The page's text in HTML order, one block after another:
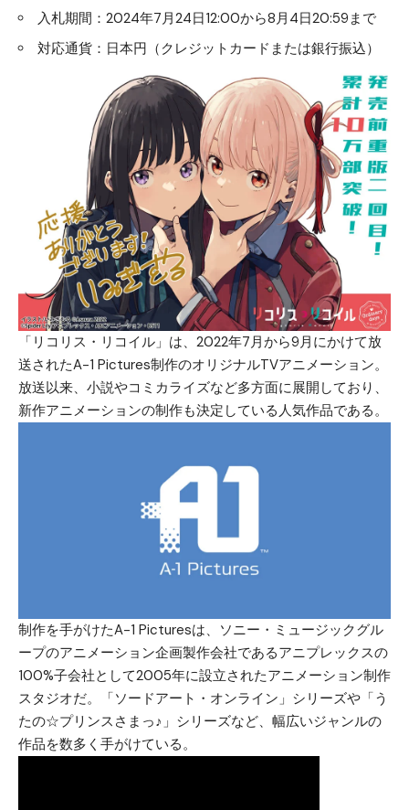
入札期間：2024年7月24日12:00から8月4日20:59まで
対応通貨：日本円（クレジットカードまたは銀行振込）
「リコリス・リコイル」は、2022年7月から9月にかけて放
送されたA-1 Pictures制作のオリジナルTVアニメーション。
放送以来、小説やコミカライズなど多方面に展開しており、
新作アニメーションの制作も決定している人気作品である。
制作を手がけたA-1 Picturesは、ソニー・ミュージックグル
ープのアニメーション企画製作会社であるアニプレックスの
100%子会社として2005年に設立されたアニメーション制作
スタジオだ。「ソードアート・オンライン」シリーズや「う
たの☆プリンスさまっ♪」シリーズなど、幅広いジャンルの
作品を数多く手がけている。